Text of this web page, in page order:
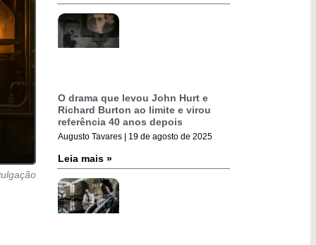
O drama que levou John Hurt e
Richard Burton ao limite e virou
referência 40 anos depois
Augusto Tavares 19 de agosto de 2025
Leia mais »